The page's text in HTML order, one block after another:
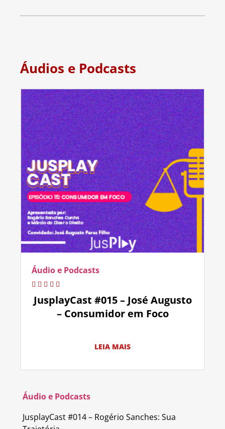
Áudios e Podcasts
Áudio e Podcasts
JusplayCast #015 – José Augusto
– Consumidor em Foco
LEIA MAIS
Áudio e Podcasts
JusplayCast #014 – Rogério Sanches: Sua